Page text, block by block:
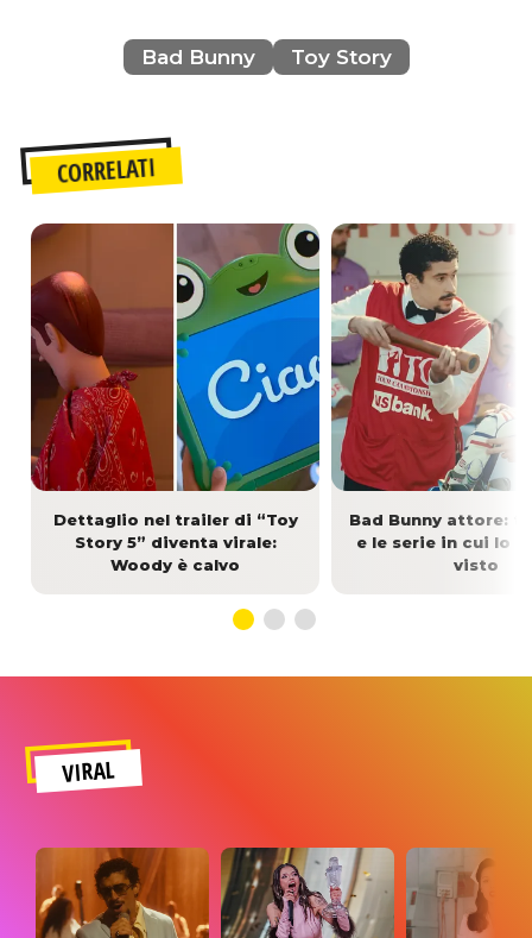
Bad Bunny Toy Story
CORRELATI
Dettaglio nel trailer di “Toy
Story 5” diventa virale:
Woody è calvo
Bad Bunny attore:
e le serie in cui lo
visto
VIRAL